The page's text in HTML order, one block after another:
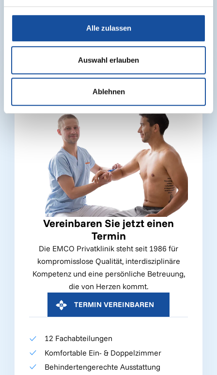
Alle zulassen
Auswahl erlauben
Ablehnen
Vereinbaren Sie jetzt einen
Termin
Die EMCO Privatklinik steht seit 1986 für
kompromisslose Qualität, interdisziplinäre
Kompetenz und eine persönliche Betreuung,
die von Herzen kommt.
TERMIN VEREINBAREN
12 Fachabteilungen
Komfortable Ein- & Doppelzimmer
Behindertengerechte Ausstattung